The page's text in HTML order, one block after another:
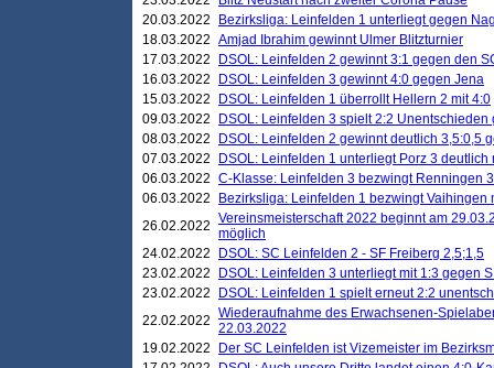
20.03.2022
Bezirksliga: Leinfelden 1 unterliegt gegen
18.03.2022 Amjad Ibrahim gewinnt Ulmer Blitzturnier
17.03.2022
DSOL: Leinfelden 2 gewinnt 3:1 gegen den
16.03.2022
DSOL: Leinfelden 3 gewinnt 4:0 gegen Jena
15.03.2022
DSOL: Leinfelden 1 überrollt Hellern 2 mit 4:0
09.03.2022
DSOL: Leinfelden 3 spielt 2:2 Unentschieden
08.03.2022
DSOL: Leinfelden 2 gewinnt deutlich 3,5:0,5
07.03.2022
DSOL: Leinfelden 1 unterliegt Porz 3 deutlich
06.03.2022 C-Klasse: Leinfelden 3 bezwingt Renningen
06.03.2022
Bezirksliga: Leinfelden 1 bezwingt Vaihingen
26.02.2022 Vereinsmeisterschaft 2022 beginnt am
möglich
24.02.2022
DSOL: SC Leinfelden 2 - SF Freiberg 2,5;1,5
23.02.2022
DSOL: Leinfelden 3 unterliegt mit 1:3 gegen
23.02.2022
DSOL: Leinfelden 1 spielt erneut 2:2
22.02.2022 Wiederaufnahme des Erwachsenen-
22.03.2022
19.02.2022
Der SC Leinfelden ist Vizemeister im